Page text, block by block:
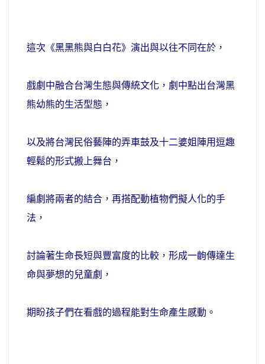
這次《黑黑熊與白白花》演出與以往不同在於，
戲劇中融合台灣生態與傳統文化，劇中點出台灣黑
熊幼熊的生活型態，
以及將台灣民俗藝陣的弄車鼓及十二婆姐陣用逗趣
輕鬆的形式搬上舞台，
編劇將兩者的結合，再搭配動植物們擬人化的手
法，
討論著生命長短與豐富度的比較，形成一齣傳達生
命與夢想的兒童劇，
期盼孩子們在看戲的過程能對生命產生感動。